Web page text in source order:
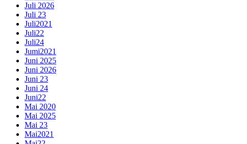
Juli 2026
Juli 23
Juli2021
Juli22
Juli24
Jumi2021
Juni 2025
Juni 2026
Juni 23
Juni 24
Juni22
Mai 2020
Mai 2025
Mai 23
Mai2021